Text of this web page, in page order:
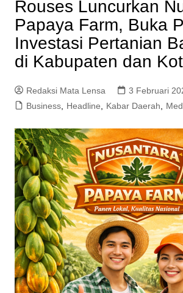
Rouses Luncurkan
Papaya Farm, Buka
Investasi Pertanian
di Kabupaten dan
Redaksi Mata Lensa 3 Februari
Business, Headline Kabar Daerah